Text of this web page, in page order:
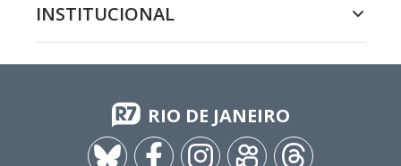
INSTITUCIONAL
RIO DE JANEIRO